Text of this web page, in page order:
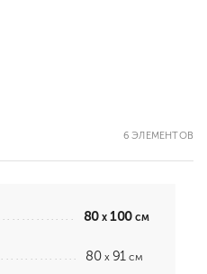
6 ЭЛЕМЕНТОВ
80 x100 см
80 x91 см